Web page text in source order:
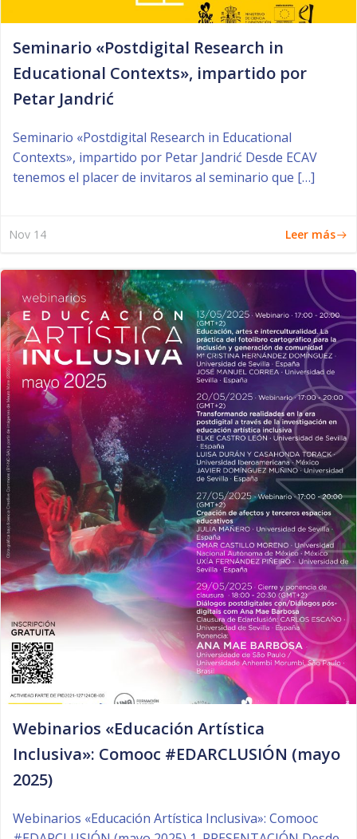
Seminario «Postdigital Research in
Educational Contexts», impartido por
Petar Jandrić
Seminario «Postdigital Research in Educational
Contexts», impartido por Petar Jandrić Desde ECAV
tenemos el placer de invitaros al seminario que […]
Nov 14 Leer más
Webinarios «Educación Artística
Inclusiva»: Comooc #EDARCLUSIÓN (mayo
2025)
Webinarios «Educación Artística Inclusiva»: Comooc